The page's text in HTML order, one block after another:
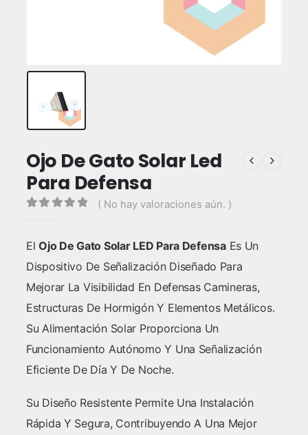
Ojo De Gato Solar Led
Para Defensa
( No hay valoraciones aún. )
ElOjo De Gato Solar LED Para DefensaEs Un
Dispositivo De Señalización Diseñado Para
Mejorar La Visibilidad En Defensas Camineras,
Estructuras De Hormigón Y Elementos Metálicos.
Su Alimentación Solar Proporciona Un
Funcionamiento Autónomo Y Una Señalización
Eficiente De Día Y De Noche.
Su Diseño Resistente Permite Una Instalación
Rápida Y Segura, Contribuyendo A Una Mejor